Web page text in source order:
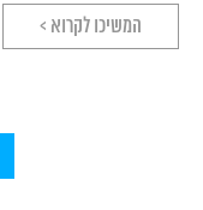
המשיכו לקרוא >